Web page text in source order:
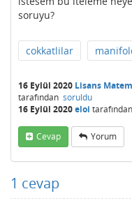
soruyu?
cokkatlilar
16 Eylül 2020 Lisans
tarafından soruldu
16 Eylül 2020eloi tarafından
Cevap Yorum
1 cevap